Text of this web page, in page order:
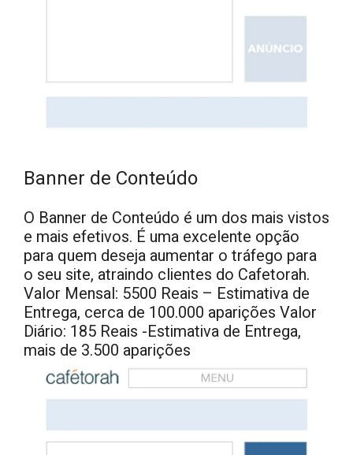
Banner de Conteúdo
O Banner de Conteúdo é um dos mais vistos
e mais efetivos. É uma excelente opção
para quem deseja aumentar o tráfego para
o seu site, atraindo clientes do Cafetorah.
Valor Mensal: 5500 Reais – Estimativa de
Entrega, cerca de 100.000 aparições Valor
Diário: 185 Reais -Estimativa de Entrega,
mais de 3.500 aparições